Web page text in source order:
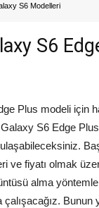
S6 Modelleri
S6
Plus modeli için
S6 Edge
ve fiyatı olmak
alma
Bunun